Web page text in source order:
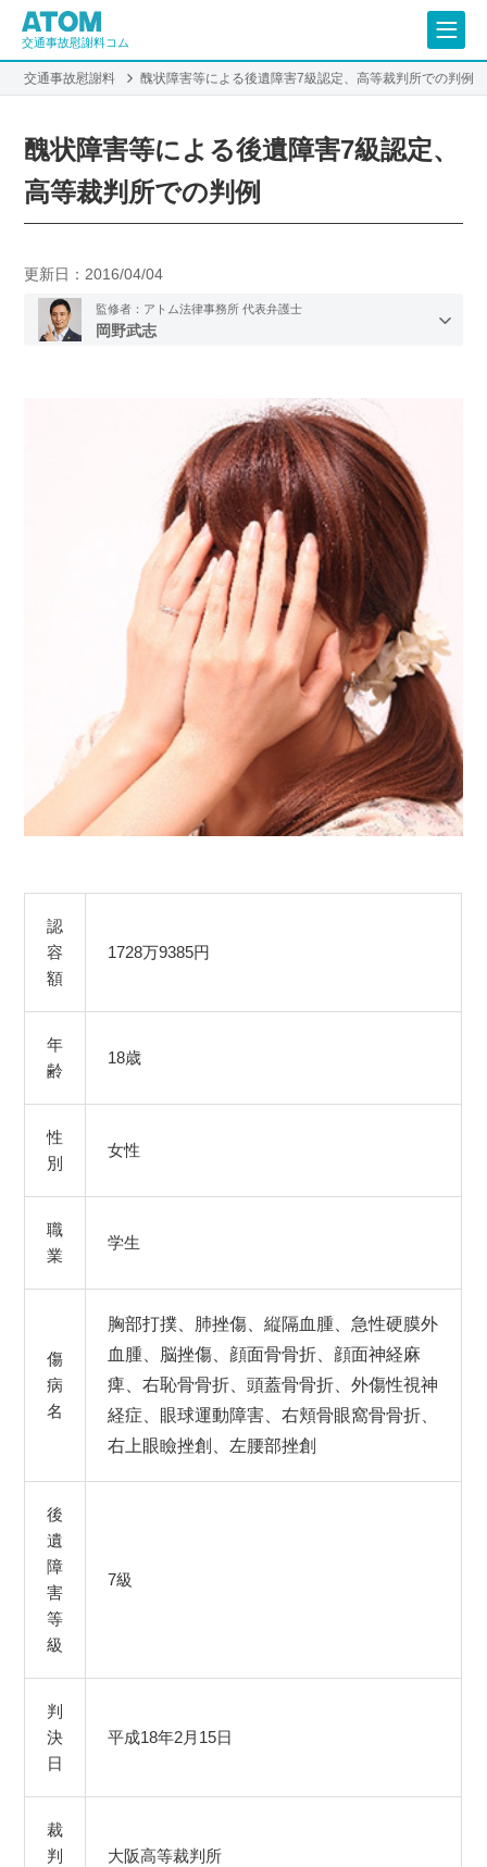
交通事故慰謝料コム
交通事故慰謝料 醜状障害等による後遺障害7級認定、高等裁判所での判例
醜状障害等による後遺障害7級認定、
高等裁判所での判例
更新日： 2016/04/04
監修者：アトム法律事務所 代表弁護士
岡野武志
認
容
額
1728万9385円
年
齢
18歳
性
別
女性
職
業
学生
傷
病
名
胸部打撲、肺挫傷、縦隔血腫、急性硬膜外
血腫、脳挫傷、顔面骨骨折、顔面神経麻
痺、右恥骨骨折、頭蓋骨骨折、外傷性視神
経症、眼球運動障害、右頬骨眼窩骨骨折、
右上眼瞼挫創、左腰部挫創
後
遺
障
害
等
級
7級
判
決
日
平成18年2月15日
裁
判
大阪高等裁判所